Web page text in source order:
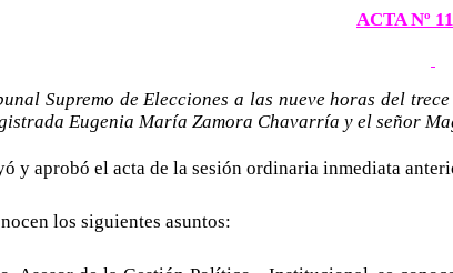
ACTA Nº
Supremo de Elecciones a las nueve horas del
Eugenia María Zamora Chavarría y el señor
y aprobó el acta de la sesión ordinaria inmediata
los siguientes asuntos: